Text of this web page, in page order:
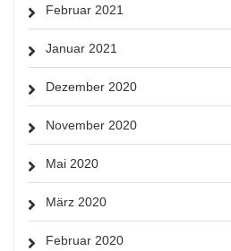
Februar 2021
Januar 2021
Dezember 2020
November 2020
Mai 2020
März 2020
Februar 2020